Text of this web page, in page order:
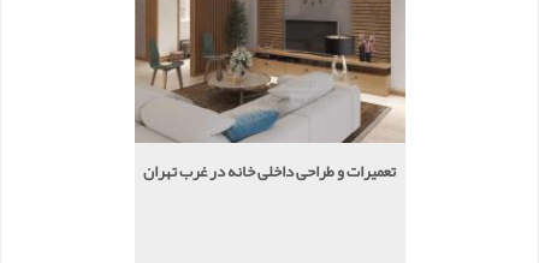
تعمیرات و طراحی داخلی خانه در غرب تهران